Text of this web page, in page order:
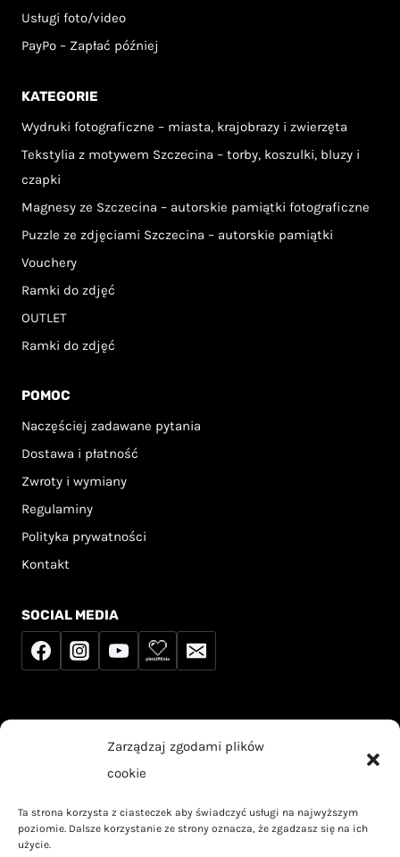
Zarządzaj zgodami plików
cookie
Ta strona korzysta z ciasteczek aby świadczyć usługi na najwyższym
poziomie. Dalsze korzystanie ze strony oznacza, że zgadzasz się na ich
użycie.
Usługi foto/video
PayPo – Zapłać później
KATEGORIE
Wydruki fotograficzne – miasta, krajobrazy i zwierzęta
Tekstylia z motywem Szczecina – torby, koszulki, bluzy i
czapki
Magnesy ze Szczecina – autorskie pamiątki fotograficzne
Puzzle ze zdjęciami Szczecina – autorskie pamiątki
Vouchery
Ramki do zdjęć
OUTLET
Ramki do zdjęć
POMOC
Naczęściej zadawane pytania
Dostawa i płatność
Zwroty i wymiany
Regulaminy
Polityka prywatności
Kontakt
SOCIAL MEDIA
Sprzedawca korzysta ze zwolnienia z podatku
VAT na podstawie art. 113 ust. 1 ustawy o VAT.